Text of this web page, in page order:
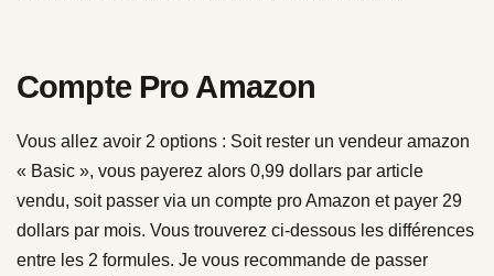
Compte Pro Amazon
Vous allez avoir 2 options : Soit rester un vendeur amazon
« Basic », vous payerez alors 0,99 dollars par article
vendu, soit passer via un compte pro Amazon et payer 29
dollars par mois. Vous trouverez ci-dessous les différences
entre les 2 formules. Je vous recommande de passer